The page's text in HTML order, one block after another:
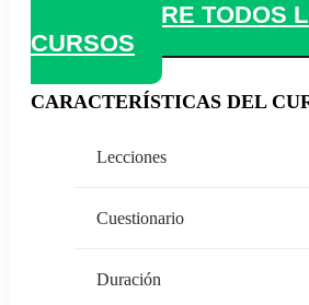
DESCUBRE TODOS
CURSOS
CARACTERÍSTICAS DEL
Lecciones
Cuestionario
Duración